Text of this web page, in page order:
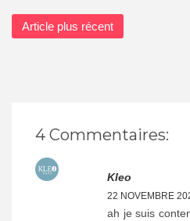
Article plus récent
4 Commentaires:
Kleo
22 NOVEMBRE
ah je suis